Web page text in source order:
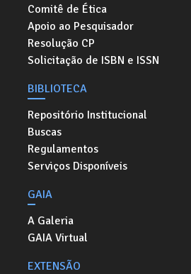
Comitê de Ética
Apoio ao Pesquisador
Resolução CP
Solicitação de ISBN e ISSN
BIBLIOTECA
Repositório Institucional
Buscas
Regulamentos
Serviços Disponíveis
GAIA
A Galeria
GAIA Virtual
EXTENSÃO